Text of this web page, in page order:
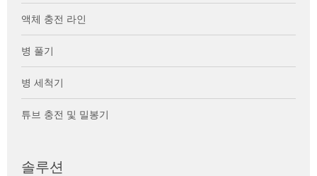
액체 충전 라인
병 풀기
병 세척기
튜브 충전 및 밀봉기
솔루션